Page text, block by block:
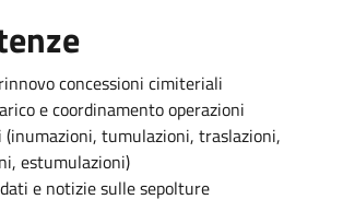
concessioni cimiteriali
e coordinamento operazioni
tumulazioni, traslazioni,
estumulazioni)
e notizie sulle sepolture